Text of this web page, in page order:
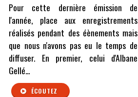
Pour cette dernière émission de
l'année, place aux enregistrements
réalisés pendant des éènements mais
que nous n'avons pas eu le temps de
diffuser. En premier, celui d'Albane
Gellé...
ÉCOUTEZ